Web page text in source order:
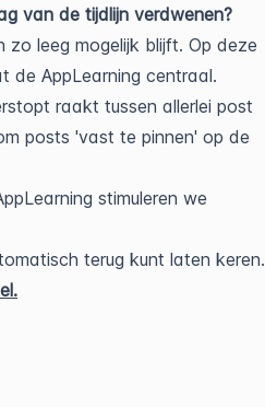
van de tijdlijn verdwenen?
zo leeg mogelijk blijft. Op deze
de AppLearning centraal.
raakt tussen allerlei post
posts 'vast te pinnen' op de
stimuleren we
terug kunt laten keren.